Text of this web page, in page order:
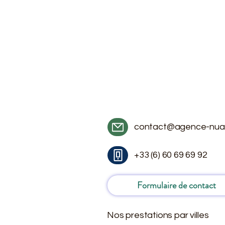
contact@agence-
+33 (6) 60 69 69 92
Formulaire de contact
Nos prestations par villes